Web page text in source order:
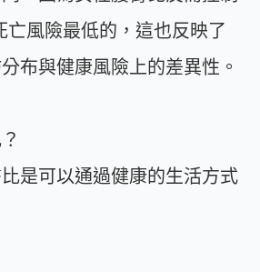
亡風險最低的，這也反映了
布與健康風險上的差異性。
是可以通過健康的生活方式